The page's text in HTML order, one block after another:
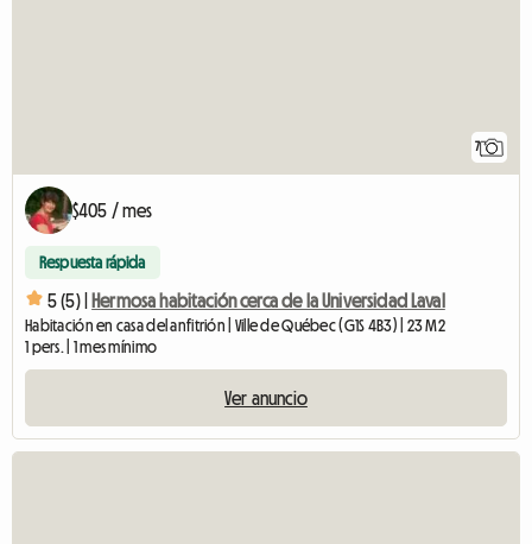
7
$405 / mes
Respuesta rápida
5 (5) | Hermosa habitación cerca de la Universidad Laval
Habitación en casa del anfitrión | Ville de Québec (G1S 4B3) | 23 M2
1 pers. | 1 mes mínimo
Ver anuncio